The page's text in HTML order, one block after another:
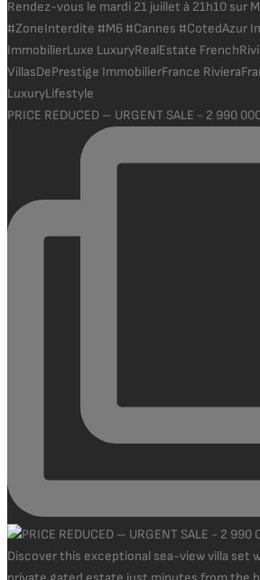
PRICE REDUCED – URGENT SALE - 2 990